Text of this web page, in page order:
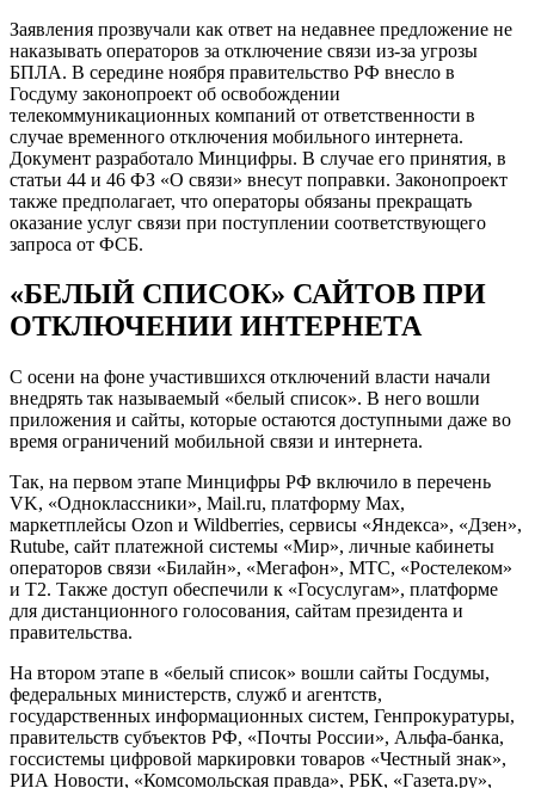
Заявления прозвучали как ответ на недавнее предложение не
наказывать операторов за отключение связи из-за угрозы
БПЛА. В середине ноября правительство РФ внесло в
Госдуму законопроект об освобождении
телекоммуникационных компаний от ответственности в
случае временного отключения мобильного интернета.
Документ разработало Минцифры. В случае его принятия, в
статьи 44 и 46 ФЗ «О связи» внесут поправки. Законопроект
также предполагает, что операторы обязаны прекращать
оказание услуг связи при поступлении соответствующего
запроса от ФСБ.
«БЕЛЫЙ СПИСОК» САЙТОВ ПРИ
ОТКЛЮЧЕНИИ ИНТЕРНЕТА
С осени на фоне участившихся отключений власти начали
внедрять так называемый «белый список». В него вошли
приложения и сайты, которые остаются доступными даже во
время ограничений мобильной связи и интернета.
Так, на первом этапе Минцифры РФ включило в перечень
VK, «Oдноклассники», Mail.ru, платформу Max,
маркетплейсы Ozon и Wildberries, сервисы «Яндекса», «Дзен»,
Rutube, сайт платежной системы «Мир», личные кабинеты
операторов связи «Билайн», «Мегафон», МТС, «Ростелеком»
и T2. Также доступ обеспечили к «Госуслугам», платформе
для дистанционного голосования, сайтам президента и
правительства.
На втором этапе в «белый список» вошли сайты Госдумы,
федеральных министерств, служб и агентств,
государственных информационных систем, Генпрокуратуры,
правительств субъектов РФ, «Почты России», Альфа-банка,
госсистемы цифровой маркировки товаров «Честный знак»,
РИА Новости, «Комсомольская правда», РБК, «Газета.ру»,